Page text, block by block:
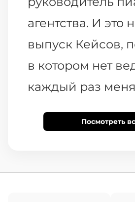
агентства. И это
выпуск Кейсов,
в котором нет
каждый раз
рассказывают о
кейсом буду
Посмотреть